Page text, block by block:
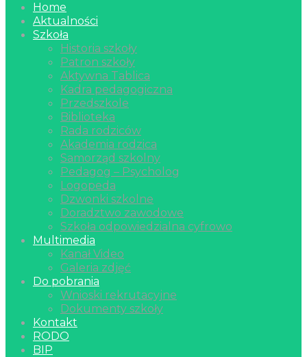
Home
Aktualności
Szkoła
Historia szkoły
Patron szkoły
Aktywna Tablica
Kadra pedagogiczna
Przedszkole
Biblioteka
Rada rodziców
Akademia rodzica
Samorząd szkolny
Pedagog – Psycholog
Logopeda
Dzwonki szkolne
Doradztwo zawodowe
Szkoła odpowiedzialna cyfrowo
Multimedia
Kanał Video
Galeria zdjęć
Do pobrania
Wnioski rekrutacyjne
Dokumenty szkoły
Kontakt
RODO
BIP